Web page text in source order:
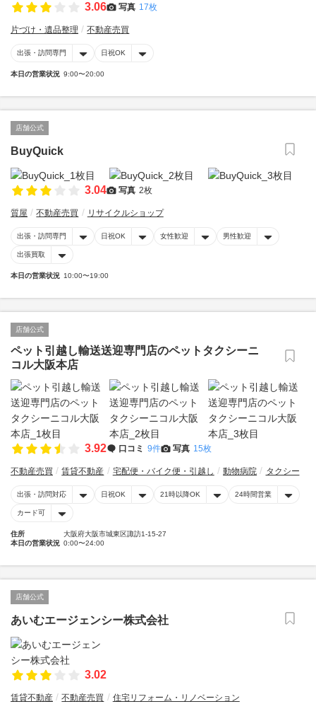
3.06 写真 17枚
片づけ・遺品整理 不動産売買
出張・訪問専門 日祝OK
本日の営業状況 9:00〜20:00
店舗公式
BuyQuick
3.04 写真 2枚
質屋 不動産売買 リサイクルショップ
出張・訪問専門 日祝OK 女性歓迎 男性歓迎
出張買取
本日の営業状況 10:00〜19:00
店舗公式
ペット引越し輸送送迎専門店のペットタクシーニ
コル大阪本店
3.92 口コミ 9件 写真 15枚
不動産売買 賃貸不動産 宅配便・バイク便・引越し 動物病院 タクシー
出張・訪問対応 日祝OK 21時以降OK 24時間営業
カード可
住所
大阪府大阪市城東区諏訪1-15-27
本日の営業状況 0:00〜24:00
店舗公式
あいむエージェンシー株式会社
3.02
賃貸不動産 不動産売買 住宅リフォーム・リノベーション